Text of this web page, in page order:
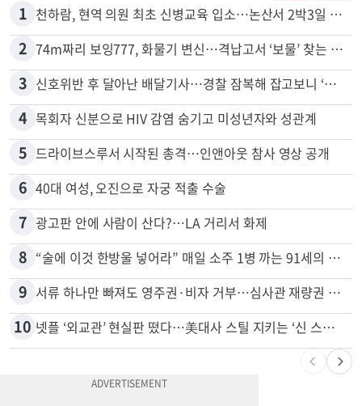
많이 본 뉴스
1 천하람, 현역 의원 최초 신병교육 입소…논산서 2박3일 생활
2 74m짜리 보잉777, 화물기 변신…격납고서 ‘보물’ 찾는 인천공항
3
4 목회자 신분으로 HIV 감염 숨기고 미성년자와 성관계
5 드라이브스루서 시작된 총격…인앤아웃 참사 영상 공개
6 40대 여성, 오진으로 자궁 적출 수술
7 광고판 안에 사람이 산다?…LA 거리서 화제
8 “술에 이것 한방울 넣어라” 매일 소주 1병 까는 91세의 철칙
9 서류 하나만 빠져도 영주권·비자 거부…심사관 재량권 대폭 확대
넷플 ‘외교관’ 현실판 떴다…美대사 스틸 지키는 ‘신 스틸러’